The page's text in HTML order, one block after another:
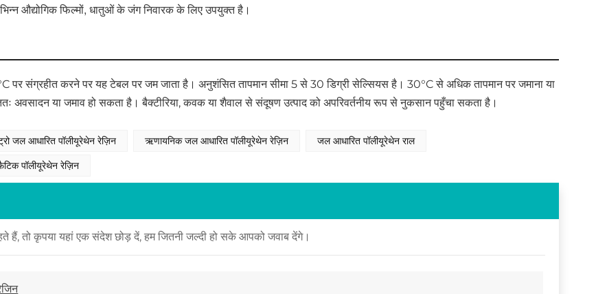
औद्योगिक फिल्मों, धातुओं के जंग निवारक के लिए उपयुक्त है।
पर संग्रहीत करने पर यह टेबल पर जम जाता है। अनुशंसित तापमान सीमा 5 से 30 डिग्री सेल्सियस है। 30°C से अधिक तापमान पर जमाना या
या जमाव हो सकता है। बैक्टीरिया, कवक या शैवाल से संदूषण उत्पाद को अपरिवर्तनीय रूप से नुकसान पहुँचा सकता है।
जल आधारित पॉलीयूरेथेन रेज़िन ऋणायनिक जल आधारित पॉलीयूरेथेन रेज़िन
जल आधारित पॉलीयूरेथेन राल
पॉलीयूरेथेन रेज़िन
हैं, तो कृपया यहां एक संदेश छोड़ दें, हम जितनी जल्दी हो सके आपको जवाब देंगे।